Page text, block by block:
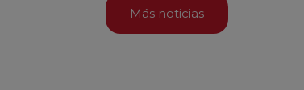
Más noticias